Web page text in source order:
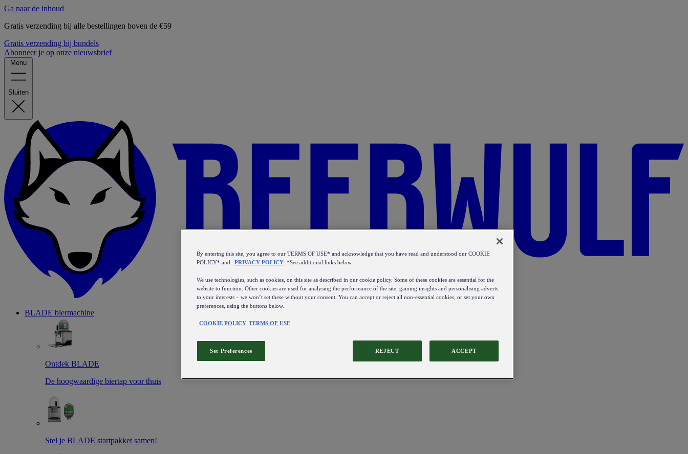
Ga naar de inhoud
Gratis verzending bij alle bestellingen boven de €59
Gratis verzending bij bundels
Abonneer je op onze nieuwsbrief
Menu
Sluiten
BLADE biermachine
Ontdek BLADE
De hoogwaardige biertap voor thuis
Stel je BLADE startpakket samen!
By entering this site, you agree to our TERMS OF USE* and acknowledge that you have read and understood our COOKIE
POLICY* and
PRIVACY POLICY . *See additional links below.
We use technologies, such as cookies, on this site as described in our cookie policy. Some of these cookies are essential for the
website to function. Other cookies are used for analysing the performance of the site, gaining insights and personalising adverts
to your interests – we won’t set these without your consent. You can accept or reject all non-essential cookies, or set your own
preferences, using the buttons below.
COOKIE POLICY TERMS OF USE
REJECT ACCEPT
Set Preferences